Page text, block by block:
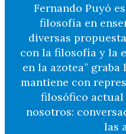
Fernando Puyó
filosofía en
diversas
con la filosofía y la
en la azotea”
mantiene con
filosófico actual
nosotros:
las